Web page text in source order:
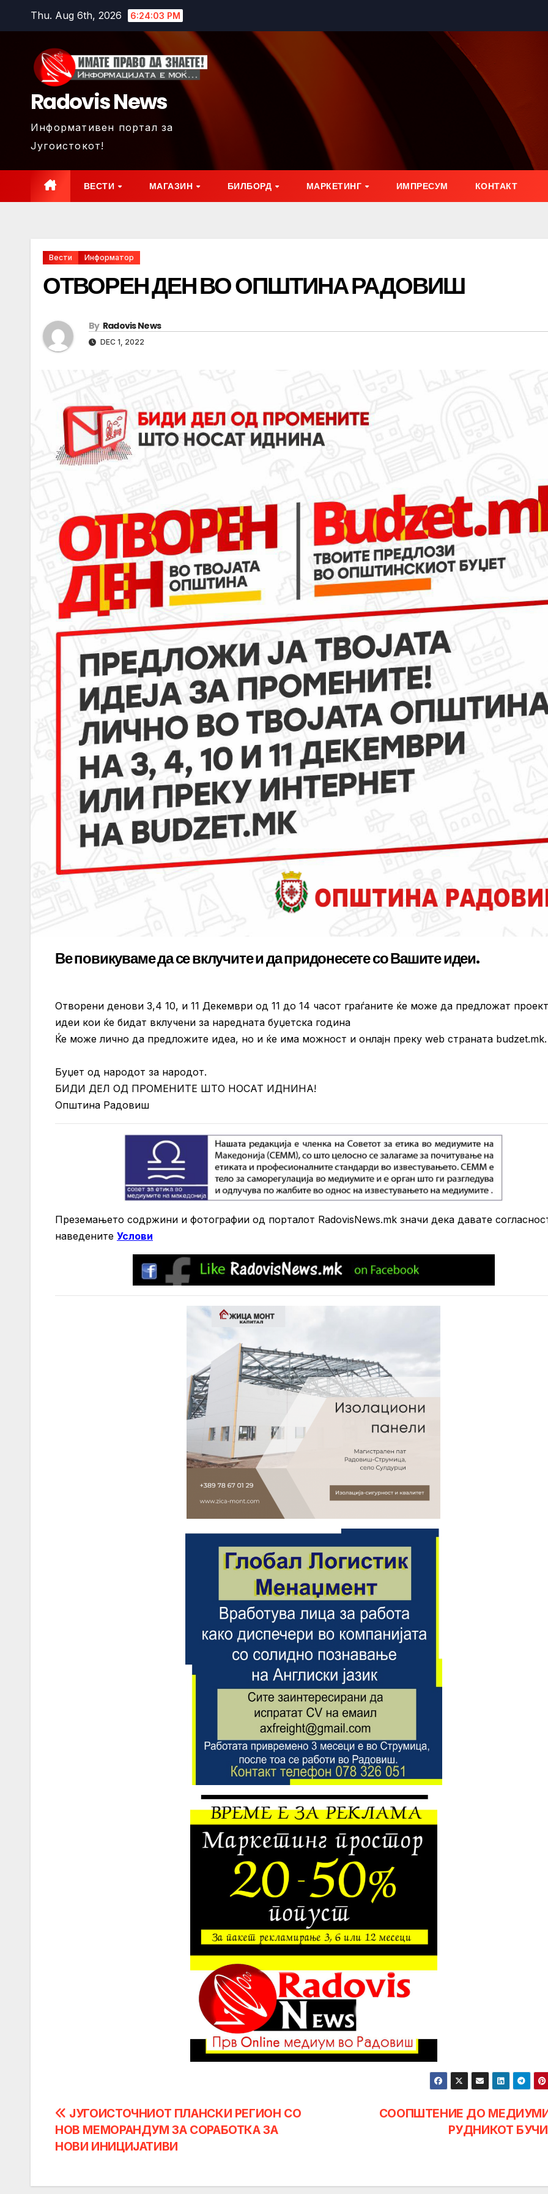
Thu. Aug 6th, 2026 6:24:05 PM
Radovis News
Информативен портал за
Југоистокот!
ВЕСТИ МАГАЗИН БИЛБОРД МАРКЕТИНГ ИМПРЕСУМ КОНТАКТ
Вести Информатор
ОТВОРЕН ДЕН ВО ОПШТИНА РАДОВИШ
By Radovis News
DEC 1, 2022
Ве повикуваме да се вклучите и да придонесете со Вашите идеи.
Отворени денови 3,4 10, и 11 Декември од 11 до 14 часот граѓаните ќе може да предложат
идеи кои ќе бидат вклучени за наредната буџетска година
Ќе може лично да предложите идеа, но и ќе има можност и онлајн преку web страната budzet.mk.
Буџет од народот за народот.
БИДИ ДЕЛ ОД ПРОМЕНИТЕ ШТО НОСАТ ИДНИНА!
Општина Радовиш
Преземањето содржини и фотографии од порталот RadovisNews.mk значи дека давате
нaведените Услови
Post
navigation
СООПШТЕНИЕ ДО
РУДНИКОТ
ЈУГОИСТОЧНИОТ ПЛАНСКИ РЕГИОН СО
НОВ МЕМОРАНДУМ ЗА СОРАБОТКА ЗА
НОВИ ИНИЦИЈАТИВИ